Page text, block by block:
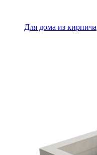
Для дома из кирпича